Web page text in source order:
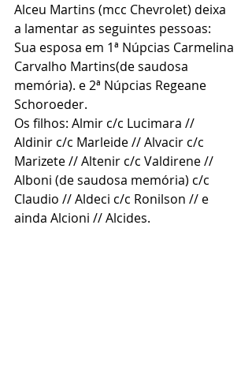
Alceu Martins (mcc Chevrolet) deixa
a lamentar as seguintes pessoas:
Sua esposa em 1ª Núpcias Carmelina
Carvalho Martins(de saudosa
memória). e 2ª Núpcias Regeane
Schoroeder.
Os filhos: Almir c/c Lucimara //
Aldinir c/c Marleide // Alvacir c/c
Marizete // Altenir c/c Valdirene //
Alboni (de saudosa memória) c/c
Claudio // Aldeci c/c Ronilson // e
ainda Alcioni // Alcides.